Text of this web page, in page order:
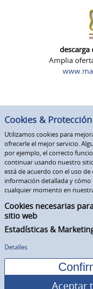
descarga
Amplia
Cookies &
Utilizamos cookies para
ofrecerle el mejor servicio.
por ejemplo, el correcto
continuar usando nuestro
está de acuerdo con el uso
información detallada y
cualquier momento en
Cookies necesarias
sitio web
Estadísticas &
Detalles
Aceptar